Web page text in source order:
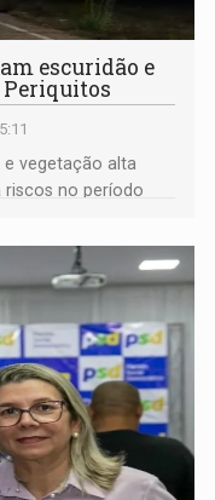
escuridão e
Periquitos
vegetação alta
riscos no período